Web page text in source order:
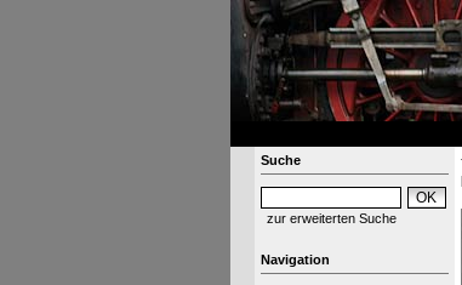
Suche
zur erweiterten Suche
Navigation